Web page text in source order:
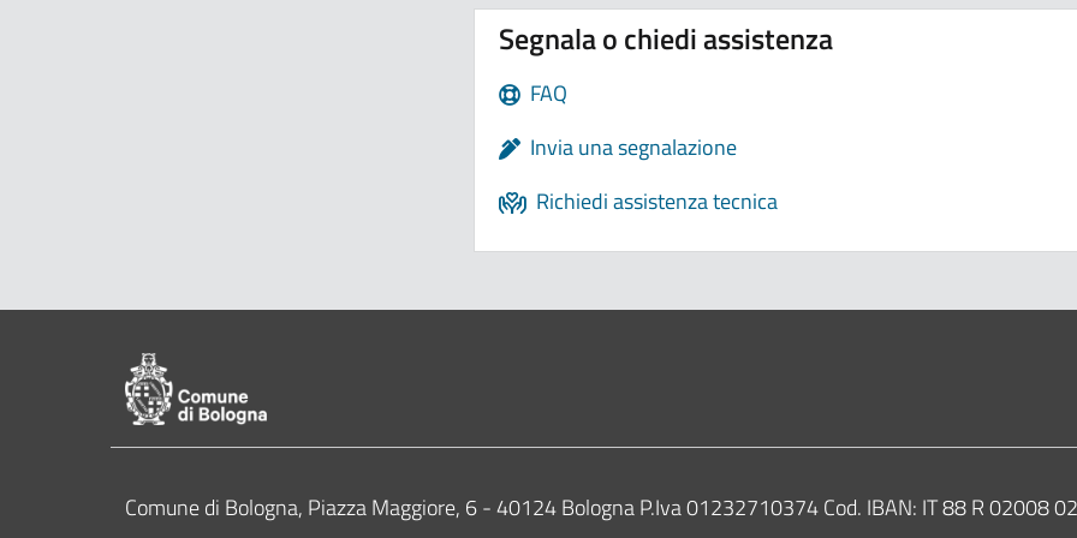
Segnala o chiedi assistenza
FAQ
Invia una segnalazione
Richiedi assistenza tecnica
Pié di pagina di Comune di Bologna
Contatti
Comune di Bologna, Piazza Maggiore, 6 - 40124 Bologna P.Iva 01232710374 Cod. IBAN: IT 88 R 02008